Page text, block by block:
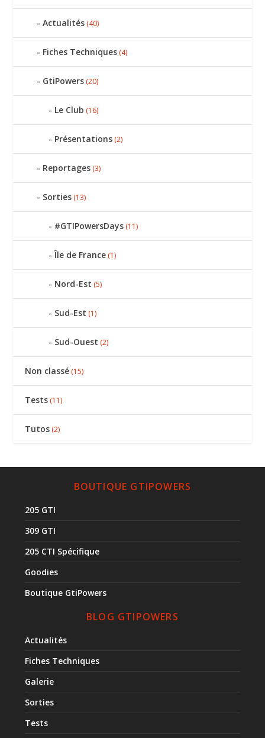
Actualités (40)
Fiches Techniques (4)
GtiPowers (20)
Le Club (16)
Présentations (2)
Reportages (3)
Sorties (13)
#GTIPowersDays (11)
Île de France (1)
Nord-Est (5)
Sud-Est (1)
Sud-Ouest (2)
Non classé (15)
Tests (11)
Tutos (2)
BOUTIQUE GTIPOWERS
205 GTI
309 GTI
205 CTI Spécifique
Goodies
Boutique GtiPowers
BLOG GTIPOWERS
Actualités
Fiches Techniques
Galerie
Sorties
Tests